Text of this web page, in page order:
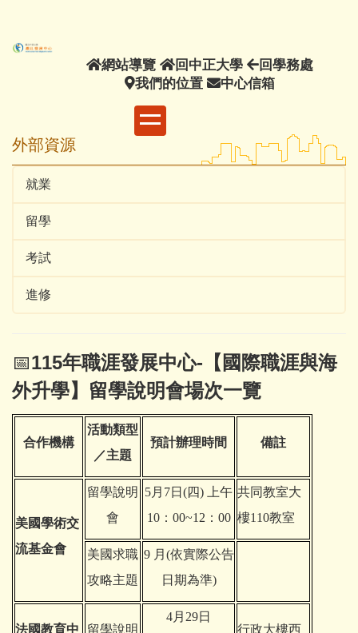
內
網站導覽網
站
覽
回中正大學回
中
回學務處回
我們的位置我
置
中心信箱中
箱
外部資源
就業
留學
考試
進修
📅115年職涯發展中心-【國際職涯與海
外升學】留學說明會場次一覽
合作機構
活動類型
／主題
預計辦理時間 備註
美國學術交
流基金會
留學說明
會
5月7日(四) 上午
10：00~12：00
共同教室大
樓110教室
美國求職
攻略主題
9 月(依實際公告
日期為準)
法國教育中
留學說明
4月29日
行政大樓西